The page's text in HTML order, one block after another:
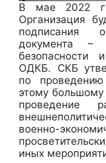
В мае 2022
Организация
подписания
документа –
безопасности
ОДКБ. СКБ
по
этому
проведение
военно-
иных